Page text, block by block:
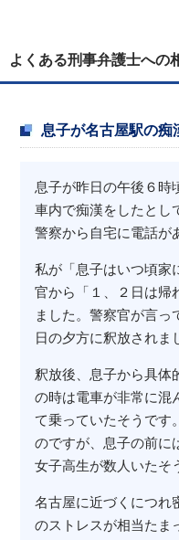
よくある刑事弁護士への
息子が名古屋駅の痴
息子が昨日の午後６時
車内で痴漢をしたとし
警察から自宅に電話が
私が「息子はいつ頃家
官から「１、２日は帰
ました。警察官が言っ
日の夕方に釈放されま
釈放後、息子から具体
の時は電車が非常に混
て乗っていたそうです
のですが、息子の前に
女子高生が数人いたそ
名古屋に近づくにつれ
のストレスが相当たま